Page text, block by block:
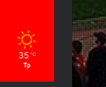
35 ℃
Τρ